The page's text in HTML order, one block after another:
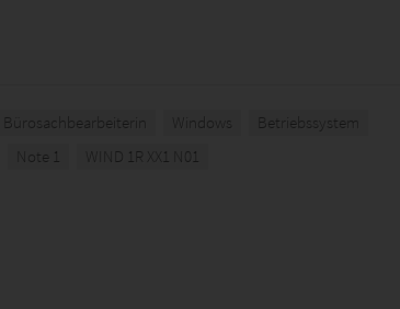
Bürosachbearbeiterin Windows
Betriebssystem
Note 1 WIND 1R XX1 N01